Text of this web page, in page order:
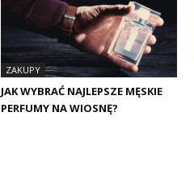
ZAKUPY
JAK WYBRAĆ NAJLEPSZE MĘSKIE
PERFUMY NA WIOSNĘ?